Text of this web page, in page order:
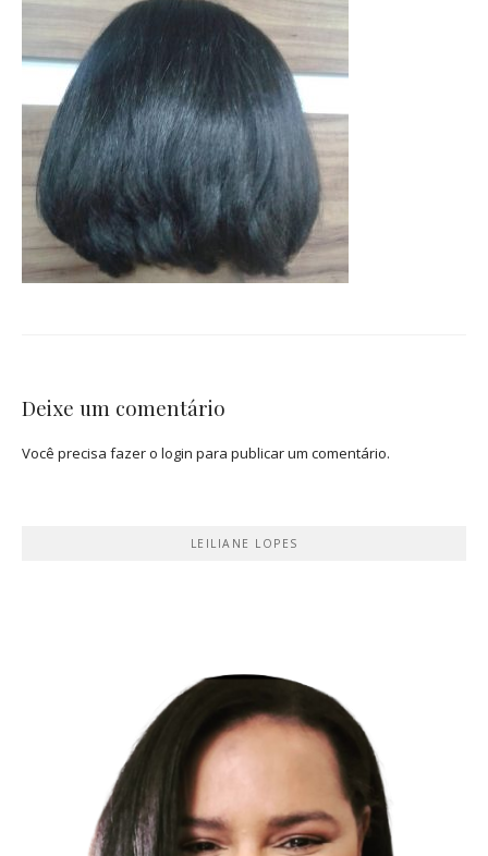
Deixe um comentário
Você precisa fazer o login para publicar um comentário.
LEILIANE LOPES